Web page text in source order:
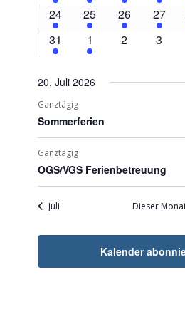
Veranstaltungen
Veranstaltungen
2
Veranstaltungen
24
2
Veranstaltungen
25
2
26
2
27
2
Veranstaltungen
31
2
Veranstaltungen
1
0
2
0
3
20. Juli 2026
Ganztägig
Sommerferien
Ganztägig
OGS/VGS Ferienbetreuung
Juli Dieser
Kalender